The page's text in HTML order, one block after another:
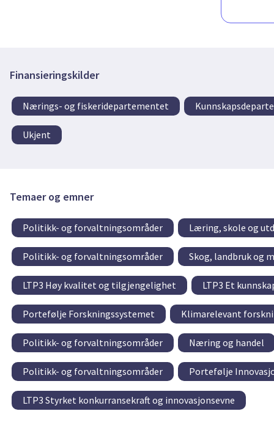
Finansieringskilder
Nærings- og fiskeridepartementet
Ukjent
Temaer og emner
Politikk- og forvaltningsområder Læring, skole og
Politikk- og forvaltningsområder Skog, landbruk og
LTP3 Høy kvalitet og tilgjengelighet LTP3 Et
Portefølje Forskningssystemet Klimarelevant
Politikk- og forvaltningsområder Næring og handel
Politikk- og forvaltningsområder Portefølje
LTP3 Styrket konkurransekraft og innovasjonsevne